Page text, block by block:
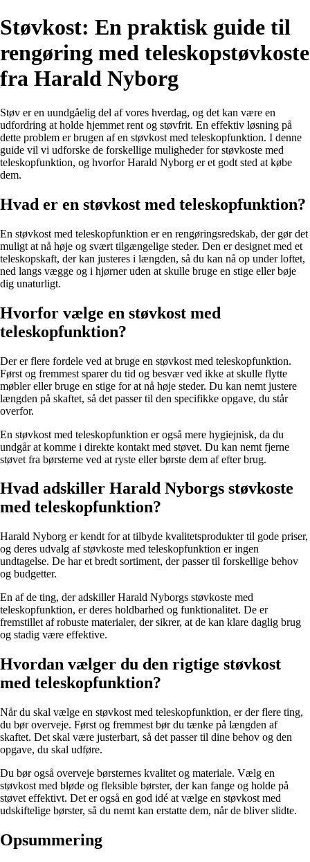
Støvkost: En praktisk guide til
rengøring med teleskopstøvkoste
fra Harald Nyborg
Støv er en uundgåelig del af vores hverdag, og det kan være en
udfordring at holde hjemmet rent og støvfrit. En effektiv løsning på
dette problem er brugen af en støvkost med teleskopfunktion. I denne
guide vil vi udforske de forskellige muligheder for støvkoste med
teleskopfunktion, og hvorfor Harald Nyborg er et godt sted at købe
dem.
Hvad er en støvkost med teleskopfunktion?
En støvkost med teleskopfunktion er en rengøringsredskab, der gør det
muligt at nå høje og svært tilgængelige steder. Den er designet med et
teleskopskaft, der kan justeres i længden, så du kan nå op under loftet,
ned langs vægge og i hjørner uden at skulle bruge en stige eller bøje
dig unaturligt.
Hvorfor vælge en støvkost med
teleskopfunktion?
Der er flere fordele ved at bruge en støvkost med teleskopfunktion.
Først og fremmest sparer du tid og besvær ved ikke at skulle flytte
møbler eller bruge en stige for at nå høje steder. Du kan nemt justere
længden på skaftet, så det passer til den specifikke opgave, du står
overfor.
En støvkost med teleskopfunktion er også mere hygiejnisk, da du
undgår at komme i direkte kontakt med støvet. Du kan nemt fjerne
støvet fra børsterne ved at ryste eller børste dem af efter brug.
Hvad adskiller Harald Nyborgs støvkoste
med teleskopfunktion?
Harald Nyborg er kendt for at tilbyde kvalitetsprodukter til gode priser,
og deres udvalg af støvkoste med teleskopfunktion er ingen
undtagelse. De har et bredt sortiment, der passer til forskellige behov
og budgetter.
En af de ting, der adskiller Harald Nyborgs støvkoste med
teleskopfunktion, er deres holdbarhed og funktionalitet. De er
fremstillet af robuste materialer, der sikrer, at de kan klare daglig brug
og stadig være effektive.
Hvordan vælger du den rigtige støvkost
med teleskopfunktion?
Når du skal vælge en støvkost med teleskopfunktion, er der flere ting,
du bør overveje. Først og fremmest bør du tænke på længden af
skaftet. Det skal være justerbart, så det passer til dine behov og den
opgave, du skal udføre.
Du bør også overveje børsternes kvalitet og materiale. Vælg en
støvkost med bløde og fleksible børster, der kan fange og holde på
støvet effektivt. Det er også en god idé at vælge en støvkost med
udskiftelige børster, så du nemt kan erstatte dem, når de bliver slidte.
Opsummering